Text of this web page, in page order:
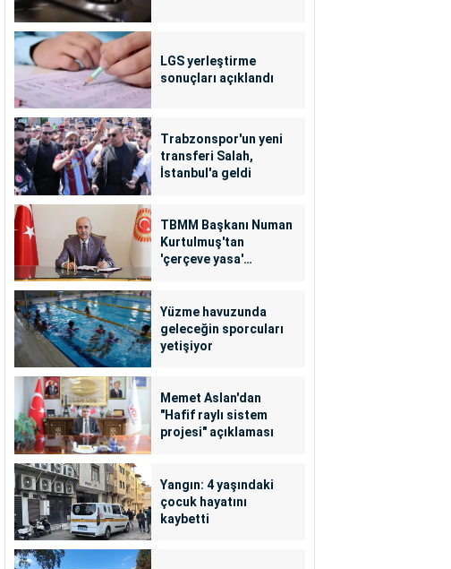
LGS yerleştirme
sonuçları açıklandı
Trabzonspor'un yeni
transferi Salah,
İstanbul'a geldi
TBMM Başkanı Numan
Kurtulmuş'tan
'çerçeve yasa'
Yüzme havuzunda
geleceğin sporcuları
yetişiyor
Memet Aslan'dan
"Hafif raylı sistem
projesi" açıklaması
Yangın: 4 yaşındaki
çocuk hayatını
kaybetti